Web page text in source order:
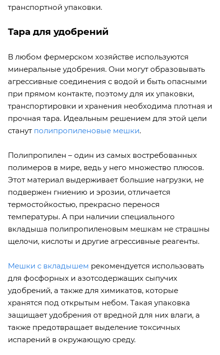
транспортной упаковки.
Тара для удобрений
В любом фермерском хозяйстве используются
минеральные удобрения. Они могут образовывать
агрессивные соединения с водой и быть опасными
при прямом контакте, поэтому для их упаковки,
транспортировки и хранения необходима плотная и
прочная тара. Идеальным решением для этой цели
станут полипропиленовые мешки.
Полипропилен – один из самых востребованных
полимеров в мире, ведь у него множество плюсов.
Этот материал выдерживает большие нагрузки, не
подвержен гниению и эрозии, отличается
термостойкостью, прекрасно перенося
температуры. А при наличии специального
вкладыша полипропиленовым мешкам не страшны
щелочи, кислоты и другие агрессивные реагенты.
Мешки с вкладышем рекомендуется использовать
для фосфорных и азотсодержащих сыпучих
удобрений, а также для химикатов, которые
хранятся под открытым небом. Такая упаковка
защищает удобрения от вредной для них влаги, а
также предотвращает выделение токсичных
испарений в окружающую среду.